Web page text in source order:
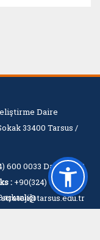
Daire
33400 Tarsus /
600 0033 Dahili:1403
: +90(324) 600 0060
strateji@tarsus.edu.tr